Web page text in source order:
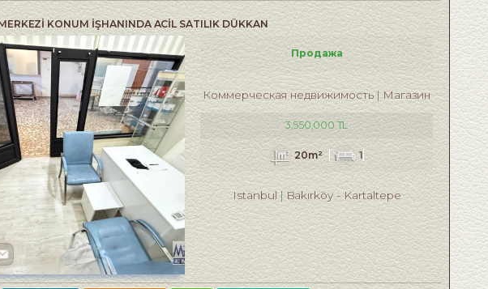
KONUM İŞHANINDA ACİL SATILIK DÜKKAN
Продажа
Коммерческая недвижимость Магазин
3,550,000 TL
20m² 1
Istanbul Bakırköy-Kartaltepe